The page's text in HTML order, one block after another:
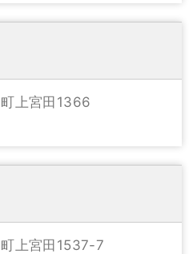
上宮田1366
上宮田1537-7